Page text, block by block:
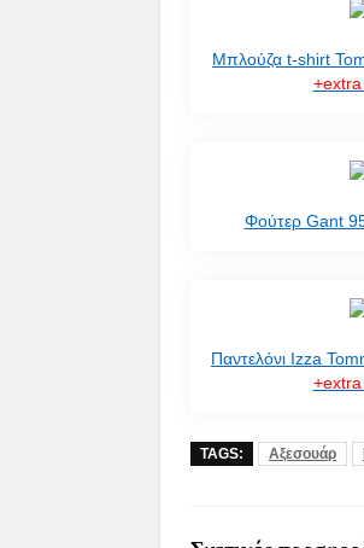
Μπλούζα t-shirt
Φούτερ Gant
Παντελόνι Ιzza
TAGS: Αξεσουάρ